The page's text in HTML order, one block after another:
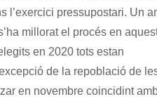
l’exercici pressupostari. Un
millorat el procés en
en 2020 tots estan
de la repoblació de
en novembre coincidint